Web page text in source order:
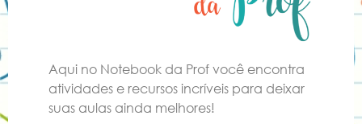
Aqui no Notebook da Prof você encontra
atividades e recursos incríveis para deixar
suas aulas ainda melhores!